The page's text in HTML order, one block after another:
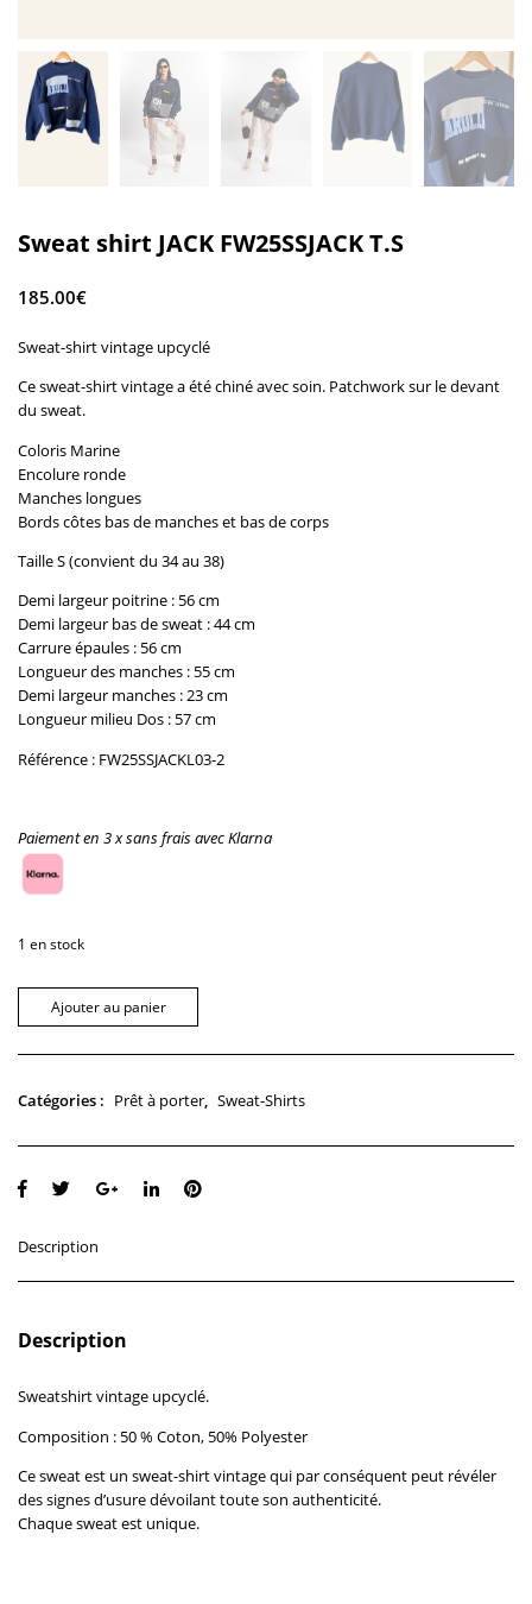
Sweat shirt JACK FW25SSJACK T.S
185.00€
Sweat-shirt vintage upcyclé
Ce sweat-shirt vintage a été chiné avec soin. Patchwork sur le devant
du sweat.
Coloris Marine
Encolure ronde
Manches longues
Bords côtes bas de manches et bas de corps
Taille S (convient du 34 au 38)
Demi largeur poitrine : 56 cm
Demi largeur bas de sweat :44cm
Carrure épaules : 56cm
Longueur des manches : 55cm
Demi largeur manches :23cm
Longueur milieu Dos : 57cm
Référence : FW25SSJACKL03-2
Paiement en 3 x sans frais avec Klarna
1 en stock
Ajouter au panier
Catégories : Prêt à porter, Sweat-Shirts
Description
Description
Sweatshirt vintage upcyclé.
Composition : 50 % Coton, 50% Polyester
Ce sweat est un sweat-shirt vintage qui par conséquent peut révéler
des signes d’usure dévoilant toute son authenticité.
Chaque sweat est unique.